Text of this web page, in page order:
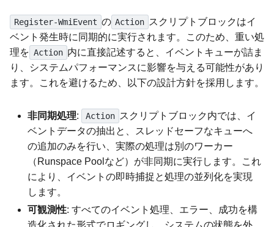
Register-WmiEvent の Action スクリプトブロックはイ
ベント発生時に同期的に実行されます。このため、重い処
理を Action 内に直接記述すると、イベントキューが詰ま
り、システムパフォーマンスに影響を与える可能性があり
ます。これを避けるため、以下の設計方針を採用します。
非同期処理: Action スクリプトブロック内では、イ
ベントデータの抽出と、スレッドセーフなキューへ
の追加のみを行い、実際の処理は別のワーカー
（Runspace Poolなど）が非同期に実行します。これ
により、イベントの即時捕捉と処理の並列化を実現
します。
可観測性: すべてのイベント処理、エラー、成功を構
造化された形式でロギングし、システムの状態を外